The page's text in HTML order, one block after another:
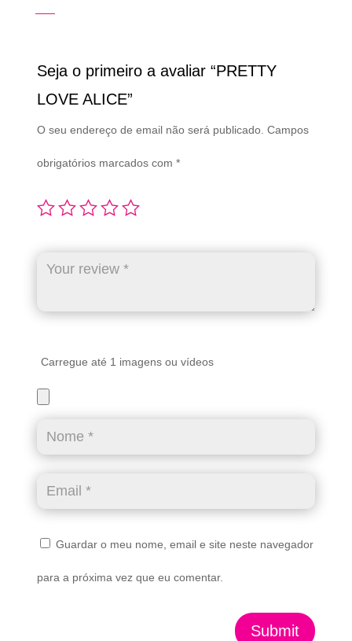
Seja o primeiro a avaliar “PRETTY
LOVE ALICE”
O seu endereço de email não será publicado. Campos
obrigatórios marcados com *
Carregue até 1 imagens ou vídeos
Guardar o meu nome, email e site neste navegador
para a próxima vez que eu comentar.
Submit